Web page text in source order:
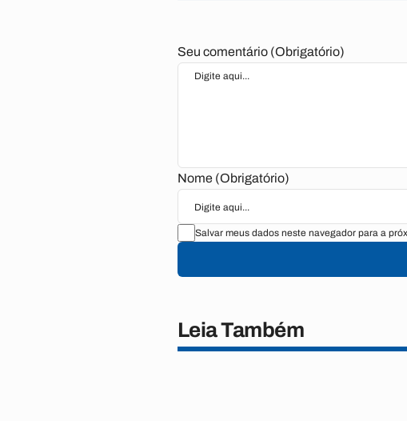
Seu comentário (Obrigatório)
Nome (Obrigatório)
Salvar meus dados neste navegador para a
Leia Também